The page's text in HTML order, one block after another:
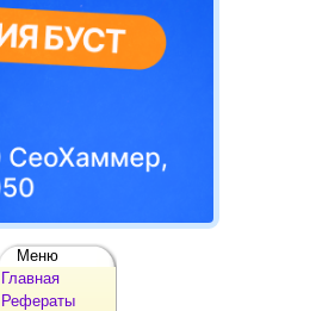
Меню
Главная
Рефераты